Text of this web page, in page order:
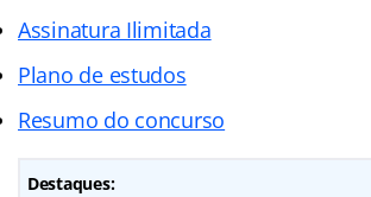
Assinatura Ilimitada
Plano de estudos
Resumo do concurso
Destaques: